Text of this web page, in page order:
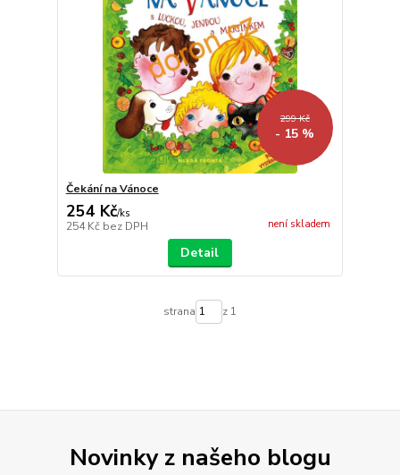
299 Kč
- 15 %
Čekání na Vánoce
254 Kč/ks
254 Kč bez DPH není skladem
Detail
strana z 1
Novinky z našeho blogu